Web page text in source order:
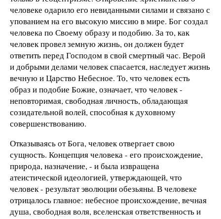
человеке одарило его невиданными силами и связано с
упованием на его высокую миссию в мире. Бог создал
человека по Своему образу и подобию. За то, как
человек провел земную жизнь, он должен будет
ответить перед Господом в свой смертный час. Верой
и добрыми делами человек спасается, наследует жизнь
вечную и Царство Небесное. То, что человек есть
образ и подобие Божие, означает, что человек -
неповторимая, свободная личность, обладающая
созидательной волей, способная к духовному
совершенствованию.
Отказываясь от Бога, человек отвергает свою
сущность. Концепция человека - его происхождение,
природа, назначение, - и была извращена
атеистической идеологией, утверждающей, что
человек - результат эволюции обезьяны. В человеке
отрицалось главное: небесное происхождение, вечная
душа, свободная воля, вселенская ответственность и